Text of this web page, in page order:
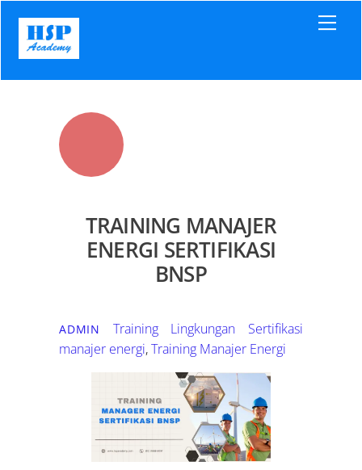
content
TRAINING MANAJER
ENERGI SERTIFIKASI
BNSP
ADMIN Training Lingkungan
Sertifikasi
manajer energi,Training Manajer Energi